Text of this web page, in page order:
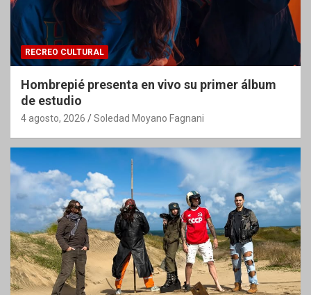
RECREO CULTURAL
Hombrepié presenta en vivo su primer álbum
de estudio
4 agosto, 2026 Soledad Moyano Fagnani